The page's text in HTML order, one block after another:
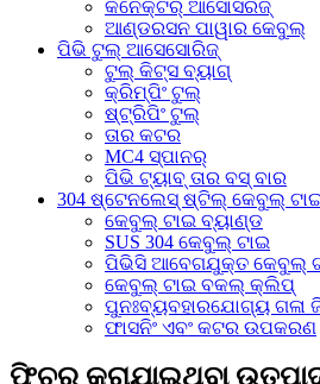
କନେକ୍ଟର୍ ଆସୋସରିଜ୍
ଆଣ୍ଡରସନ ପାୱାର କେବୁଲ୍
ପିଭି ଟୁଲ୍ ଆସେସୋରିଜ୍
ଟୁଲ୍ କିଟ୍ସ ବ୍ୟାଗ୍
କ୍ରିମ୍ପିଂ ଟୁଲ୍
ଷ୍ଟ୍ରିପିଂ ଟୁଲ୍
ତାର କଟର
MC4 ସ୍ପାନର୍
ପିଭି ଟ୍ୟାବ୍ ତାର ବସ୍ ବାର
304 ଷ୍ଟେନଲେସ୍ ଷ୍ଟିଲ୍ କେବୁଲ୍
କେବୁଲ୍ ଟାଇ ବ୍ୟାଣ୍ଡ
SUS 304 କେବୁଲ୍ ଟାଇ
ପିଭିସି ଆବେଗଯୁକ୍ତ କେବୁଲ୍
କେବୁଲ୍ ଟାଇ ବକଲ୍ କ୍ଲିପ୍
ପୁନଃବ୍ୟବହାରଯୋଗ୍ୟ ଗଳା
ଫାସନିଂ ଏବଂ କଟର ଉପକରଣ
ଫିଚର୍ କରାଯାଇଥିବା